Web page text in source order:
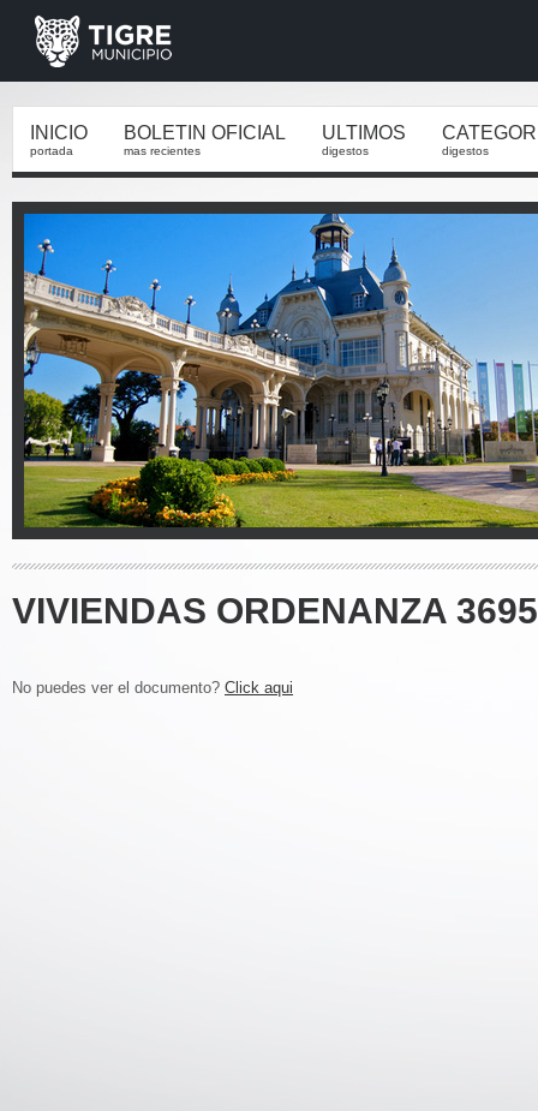
INICIO
portada
BOLETIN OFICIAL
mas recientes
ULTIMOS
digestos digestos
VIVIENDAS ORDENANZA
No puedes ver el documento? Click aqui